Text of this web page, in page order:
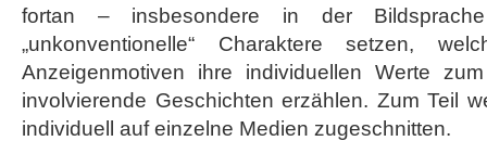
fortan – insbesondere in der
„unkonventionelle“ Charaktere setzen,
Anzeigenmotiven ihre individuellen Werte
involvierende Geschichten erzählen. Zum Teil
individuell auf einzelne Medien zugeschnitten.